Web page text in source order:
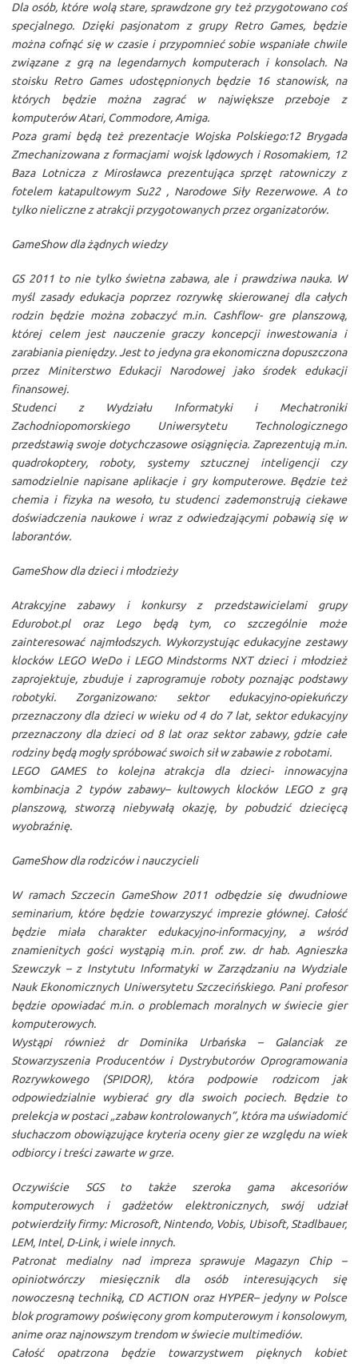
Dla osób, które wolą stare, sprawdzone gry też przygotowano coś
specjalnego. Dzięki pasjonatom z grupy Retro Games, będzie
można cofnąć się w czasie i przypomnieć sobie wspaniałe chwile
związane z grą na legendarnych komputerach i konsolach. Na
stoisku Retro Games udostępnionych będzie 16 stanowisk, na
których będzie można zagrać w największe przeboje z
komputerów Atari, Commodore, Amiga.
Poza grami będą też prezentacje Wojska Polskiego:12 Brygada
Zmechanizowana z formacjami wojsk lądowych i Rosomakiem, 12
Baza Lotnicza z Mirosławca prezentująca sprzęt ratowniczy z
fotelem katapultowym Su22 , Narodowe Siły Rezerwowe. A to
tylko nieliczne z atrakcji przygotowanych przez organizatorów.
GameShow dla żądnych wiedzy
GS 2011 to nie tylko świetna zabawa, ale i prawdziwa nauka. W
myśl zasady edukacja poprzez rozrywkę skierowanej dla całych
rodzin będzie można zobaczyć m.in. Cashflow- gre planszową,
której celem jest nauczenie graczy koncepcji inwestowania i
zarabiania pieniędzy. Jest to jedyna gra ekonomiczna dopuszczona
przez Miniterstwo Edukacji Narodowej jako środek edukacji
finansowej.
Studenci z Wydziału Informatyki i Mechatroniki
Zachodniopomorskiego Uniwersytetu Technologicznego
przedstawią swoje dotychczasowe osiągnięcia. Zaprezentują m.in.
quadrokoptery, roboty, systemy sztucznej inteligencji czy
samodzielnie napisane aplikacje i gry komputerowe. Będzie też
chemia i fizyka na wesoło, tu studenci zademonstrują ciekawe
doświadczenia naukowe i wraz z odwiedzającymi pobawią się w
laborantów.
GameShow dla dzieci i młodzieży
Atrakcyjne zabawy i konkursy z przedstawicielami grupy
Edurobot.pl oraz Lego będą tym, co szczególnie może
zainteresować najmłodszych. Wykorzystując edukacyjne zestawy
klocków LEGO WeDo i LEGO Mindstorms NXT dzieci i młodzież
zaprojektuje, zbuduje i zaprogramuje roboty poznając podstawy
robotyki. Zorganizowano: sektor edukacyjno-opiekuńczy
przeznaczony dla dzieci w wieku od 4 do 7 lat, sektor edukacyjny
przeznaczony dla dzieci od 8 lat oraz sektor zabawy, gdzie całe
rodziny będą mogły spróbować swoich sił w zabawie z robotami.
LEGO GAMES to kolejna atrakcja dla dzieci- innowacyjna
kombinacja 2 typów zabawy– kultowych klocków LEGO z grą
planszową, stworzą niebywałą okazję, by pobudzić dziecięcą
wyobraźnię.
GameShow dla rodziców i nauczycieli
W ramach Szczecin GameShow 2011 odbędzie się dwudniowe
seminarium, które będzie towarzyszyć imprezie głównej. Całość
będzie miała charakter edukacyjno-informacyjny, a wśród
znamienitych gości wystąpią m.in. prof. zw. dr hab. Agnieszka
Szewczyk – z Instytutu Informatyki w Zarządzaniu na Wydziale
Nauk Ekonomicznych Uniwersytetu Szczecińskiego. Pani profesor
będzie opowiadać m.in. o problemach moralnych w świecie gier
komputerowych.
Wystąpi również dr Dominika Urbańska – Galanciak ze
Stowarzyszenia Producentów i Dystrybutorów Oprogramowania
Rozrywkowego (SPIDOR), która podpowie rodzicom jak
odpowiedzialnie wybierać gry dla swoich pociech. Będzie to
prelekcja w postaci „zabaw kontrolowanych”, która ma uświadomić
słuchaczom obowiązujące kryteria oceny gier ze względu na wiek
odbiorcy i treści zawarte w grze.
Oczywiście SGS to także szeroka gama akcesoriów
komputerowych i gadżetów elektronicznych, swój udział
potwierdziły firmy: Microsoft, Nintendo, Vobis, Ubisoft, Stadlbauer,
LEM, Intel, D-Link, i wiele innych.
Patronat medialny nad impreza sprawuje Magazyn Chip –
opiniotwórczy miesięcznik dla osób interesujących się
nowoczesną techniką, CD ACTION oraz HYPER– jedyny w Polsce
blok programowy poświęcony grom komputerowym i konsolowym,
anime oraz najnowszym trendom w świecie multimediów.
Całość opatrzona będzie towarzystwem pięknych kobiet